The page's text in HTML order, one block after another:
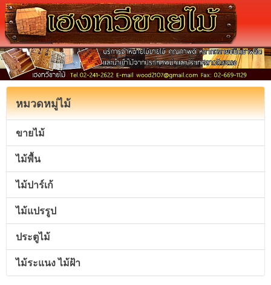
หมวดหมู่ไม้
ขายไม้
ไม้พื้น
ไม้ปาร์เก้
ไม้แปรรูป
ประตูไม้
ไม้ระแนง ไม้ฝ้า